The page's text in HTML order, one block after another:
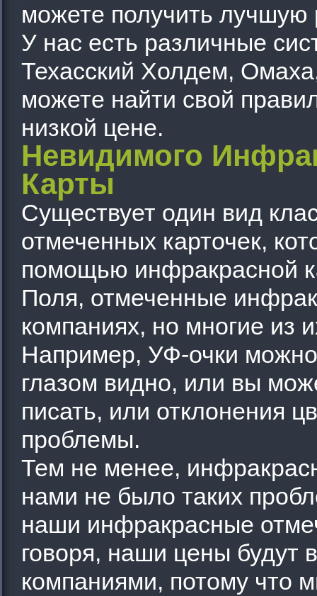
можете получить
У нас есть различные
Техасский Холдем,
можете найти свой
низкой цене.
Невидимого
Карты
Существует один вид
отмеченных карточек,
помощью инфракрасной
Поля, отмеченные
компаниях, но многие из
Например, УФ-очки
глазом видно, или вы
писать, или отклонения
проблемы.
Тем не менее,
нами не было таких
наши инфракрасные
говоря, наши цены будут
компаниями, потому что